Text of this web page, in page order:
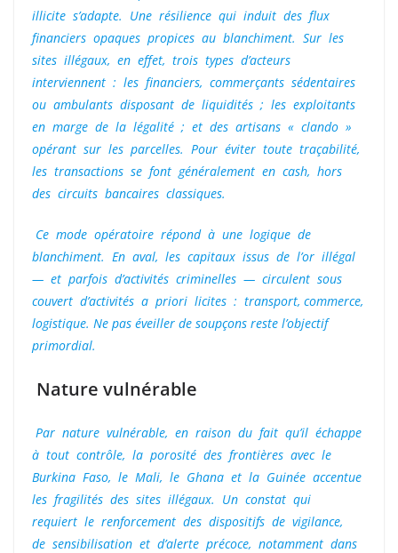
illicite s’adapte. Une résilience qui induit des flux
financiers opaques propices au blanchiment. Sur les
sites illégaux, en effet, trois types d’acteurs
interviennent : les financiers, commerçants sédentaires
ou ambulants disposant de liquidités ; les exploitants
en marge de la légalité ; et des artisans « clando »
opérant sur les parcelles. Pour éviter toute traçabilité,
les transactions se font généralement en cash, hors
des circuits bancaires classiques.
Ce mode opératoire répond à une logique de
blanchiment. En aval, les capitaux issus de l’or illégal
— et parfois d’activités criminelles — circulent sous
couvert d’activités a priori licites : transport, commerce,
logistique. Ne pas éveiller de soupçons reste l’objectif
primordial.
Nature vulnérable
Par nature vulnérable, en raison du fait qu’il échappe
à tout contrôle, la porosité des frontières avec le
Burkina Faso, le Mali, le Ghana et la Guinée accentue
les fragilités des sites illégaux. Un constat qui
requiert le renforcement des dispositifs de vigilance,
de sensibilisation et d’alerte précoce, notamment dans